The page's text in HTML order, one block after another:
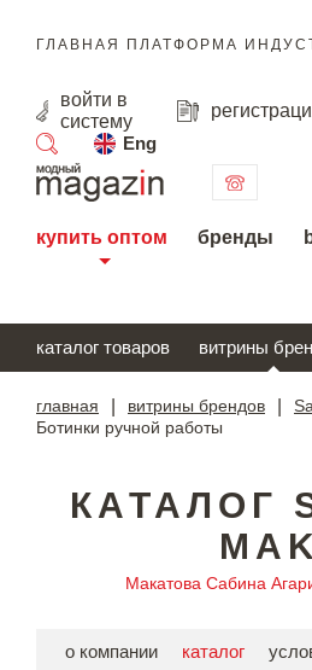
ГЛАВНАЯ ПЛАТФОРМА
войти в
систему
Eng
поиск
купить оптом бренды
каталог товаров витрины
главная витрины брендов
Ботинки ручной работы
КАТАЛОГ
MAK
Макатова Сабина
о компании каталог